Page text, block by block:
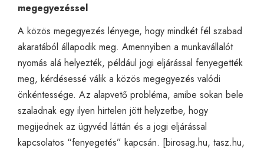
megegyezéssel
A közös megegyezés lényege, hogy mindkét fél szabad
akaratából állapodik meg. Amennyiben a munkavállalót
nyomás alá helyezték, például jogi eljárással fenyegették
meg, kérdésessé válik a közös megegyezés valódi
önkéntessége. Az alapvető probléma, amibe sokan bele
szaladnak egy ilyen hirtelen jött helyzetbe, hogy
megijednek az ügyvéd láttán és a jogi eljárással
kapcsolatos “fenyegetés” kapcsán. [birosag.hu, tasz.hu,